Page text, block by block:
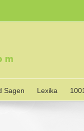
Sagen Lexika